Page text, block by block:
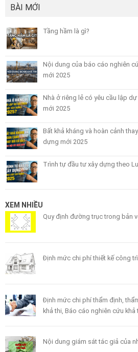
BÀI MỚI
Tầng hầm là gì?
Nội dung của báo cáo nghiên
mới 2025
Nhà ở riêng lẻ có yêu cầu lập
mới 2025
Bất khả kháng và hoàn cảnh
dựng mới 2025
Trình tự đầu tư xây dựng theo
XEM NHIỀU
Quy định đường trục trong bản
Định mức chi phí thiết kế công
Định mức chi phí thẩm định,
khả thi, Báo cáo nghiên cứu
Nội dung giám sát tác giả của